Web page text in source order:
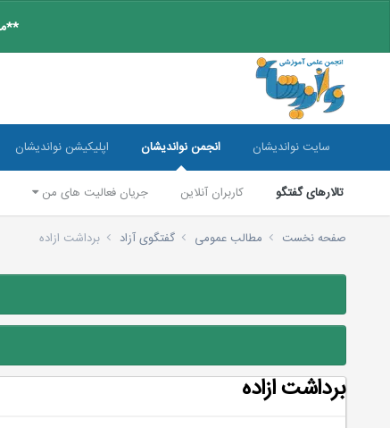
سایت نواندیشان انجمن نواندیشان
تالارهای گفتگو کاربران آنلاین جریان فعالیت های من
اپلیکیشن نواندیشان
صفحه نخست مطالب عمومی گفتگوی آزاد برداشت ازاده
برداشت ازاده